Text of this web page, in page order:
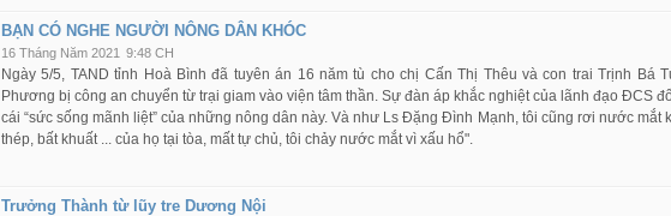
BẠN CÓ NGHE NGƯỜI NÔNG DÂN KHÓC
16 Tháng Năm 2021 9:48 CH
Ngày 5/5, TAND tỉnh Hoà Bình đã tuyên án 16 năm tù cho chị Cấn Thị Thêu và con trai Trịnh Bá
Phương bị công an chuyển từ trại giam vào viện tâm thần. Sự đàn áp khắc nghiệt của lãnh đạo ĐCS
cái “sức sống mãnh liệt” của những nông dân này. Và như Ls Đặng Đình Mạnh, tôi cũng rơi nước
thép, bất khuất ... của họ tại tòa, mất tự chủ, tôi chảy nước mắt vì xấu hổ".
Trưởng Thành từ lũy tre Dương Nội